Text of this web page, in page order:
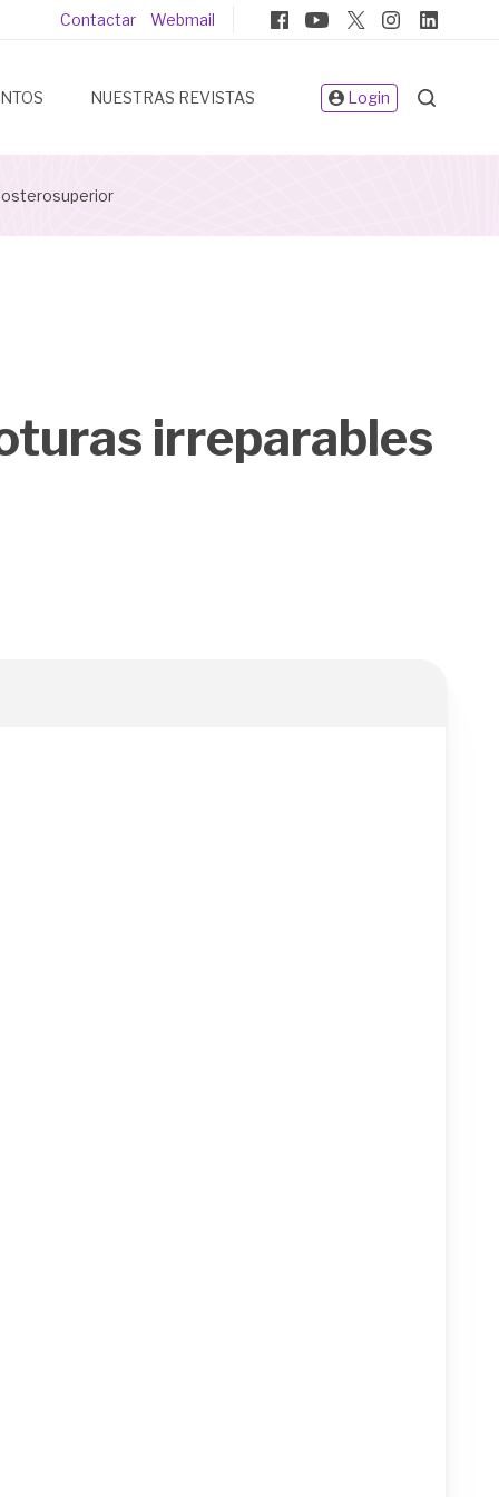
Pie
Contactar Webmail
NUESTRAS REVISTAS Login
irreparables